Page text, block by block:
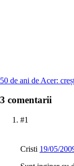
50 de ani de Acer:
3 comentarii
#1
Cristi 19/05/